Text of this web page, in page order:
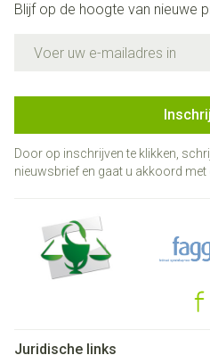
Blijf op de hoogte van nieuwe
Door op inschrijven te klikken,
nieuwsbrief en gaat u akkoord met
Juridische links